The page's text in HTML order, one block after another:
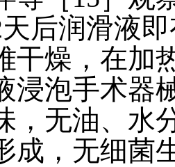
后润滑液
干燥，在加
浸泡手术器
，无油、水
成，无细菌